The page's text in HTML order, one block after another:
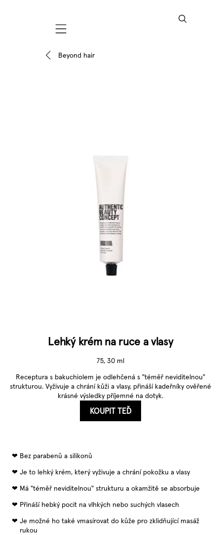
Mobile navigation
Beyond hair
Lehký krém na ruce a vlasy
75, 30 ml
Receptura s bakuchiolem je odlehčená s "téměř neviditelnou"
strukturou. Vyživuje a chrání kůži a vlasy, přináší kadeřníky ověřené
krásné výsledky příjemné na dotyk.
KOUPIT TEĎ
Bez parabenů a silikonů
Je to lehký krém, který vyživuje a chrání pokožku a vlasy
Má "téměř neviditelnou" strukturu a okamžitě se absorbuje
Přináší hebký pocit na vlhkých nebo suchých vlasech
Je možné ho také vmasírovat do kůže pro zklidňující masáž
rukou